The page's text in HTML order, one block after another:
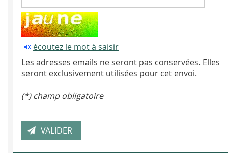
écoutez le mot à saisir
Les adresses emails ne seront pas conservées. Elles
seront exclusivement utilisées pour cet envoi.
(*) champ obligatoire